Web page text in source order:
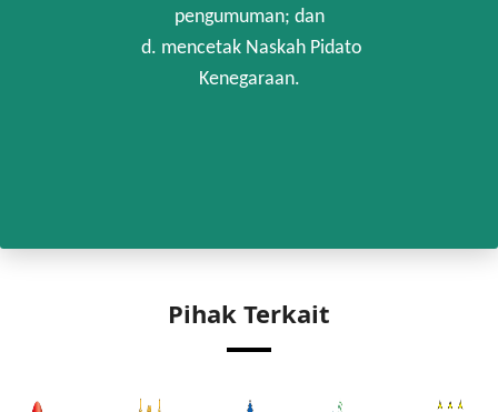
pengumuman; dan
d. mencetak Naskah Pidato
Kenegaraan.
Pihak Terkait